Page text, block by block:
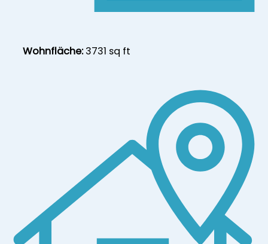
Wohnfläche:3731 sq ft